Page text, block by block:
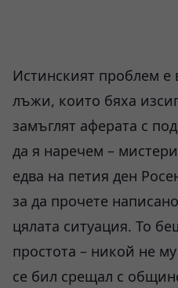
Истинският проблем е
лъжи, които бяха
замъглят аферата с
да я наречем –
едва на петия ден
за да прочете
цялата ситуация. То
простота – никой не
се бил срещал с